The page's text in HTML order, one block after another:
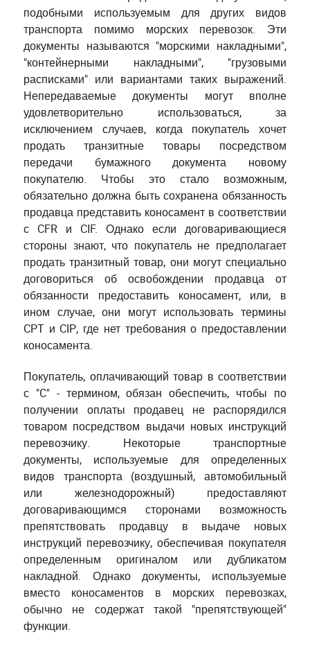
подобными используемым для других видов
транспорта помимо морских перевозок. Эти
документы называются "морскими накладными",
"контейнерными накладными", "грузовыми
расписками" или вариантами таких выражений.
Непередаваемые документы могут вполне
удовлетворительно использоваться, за
исключением случаев, когда покупатель хочет
продать транзитные товары посредством
передачи бумажного документа новому
покупателю. Чтобы это стало возможным,
обязательно должна быть сохранена обязанность
продавца представить коносамент в соответствии
с CFR и CIF. Однако если договаривающиеся
стороны знают, что покупатель не предполагает
продать транзитный товар, они могут специально
договориться об освобождении продавца от
обязанности предоставить коносамент, или, в
ином случае, они могут использовать термины
CPT и CIP, где нет требования о предоставлении
коносамента.
Покупатель, оплачивающий товар в соответствии
с "C" - термином, обязан обеспечить, чтобы по
получении оплаты продавец не распорядился
товаром посредством выдачи новых инструкций
перевозчику. Некоторые транспортные
документы, используемые для определенных
видов транспорта (воздушный, автомобильный
или железнодорожный) предоставляют
договаривающимся сторонами возможность
препятствовать продавцу в выдаче новых
инструкций перевозчику, обеспечивая покупателя
определенным оригиналом или дубликатом
накладной. Однако документы, используемые
вместо коносаментов в морских перевозках,
обычно не содержат такой "препятствующей"
функции.